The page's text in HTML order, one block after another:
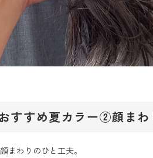
すすめ夏カラー②顔まわ
まわりのひと工夫。